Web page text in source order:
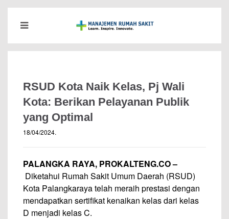
RSUD Kota Naik Kelas, Pj Wali
Kota: Berikan Pelayanan Publik
yang Optimal
18/04/2024.
PALANGKA RAYA, PROKALTENG.CO –
Diketahui Rumah Sakit Umum Daerah (RSUD)
Kota Palangkaraya telah meraih prestasi dengan
mendapatkan sertifikat kenaikan kelas dari kelas
D menjadi kelas C.